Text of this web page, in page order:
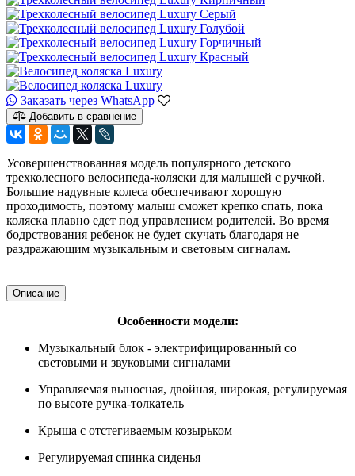
Заказать через WhatsApp
Добавить в сравнение
Усовершенствованная модель популярного детского
трехколесного велосипеда-коляски для малышей с ручкой.
Большие надувные колеса обеспечивают хорошую
проходимость, поэтому малыш сможет крепко спать, пока
коляска плавно едет под управлением родителей. Во время
бодрствования ребенок не будет скучать благодаря не
раздражающим музыкальным и световым сигналам.
Описание
Особенности модели:
Музыкальный блок - электрифицированный со
световыми и звуковыми сигналами
Управляемая выносная, двойная, широкая, регулируемая
по высоте ручка-толкатель
Крыша с отстегиваемым козырьком
Регулируемая спинка сиденья